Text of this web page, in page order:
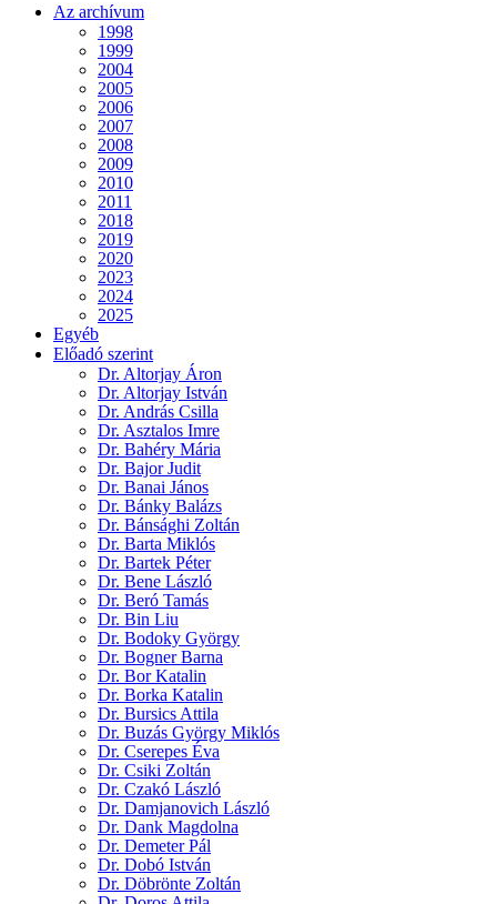
Az archívum
1998
1999
2004
2005
2006
2007
2008
2009
2010
2011
2018
2019
2020
2023
2024
2025
Egyéb
Előadó szerint
Dr. Altorjay Áron
Dr. Altorjay István
Dr. András Csilla
Dr. Asztalos Imre
Dr. Bahéry Mária
Dr. Bajor Judit
Dr. Banai János
Dr. Bánky Balázs
Dr. Bánsághi Zoltán
Dr. Barta Miklós
Dr. Bartek Péter
Dr. Bene László
Dr. Beró Tamás
Dr. Bin Liu
Dr. Bodoky György
Dr. Bogner Barna
Dr. Bor Katalin
Dr. Borka Katalin
Dr. Bursics Attila
Dr. Buzás György Miklós
Dr. Cserepes Éva
Dr. Csiki Zoltán
Dr. Czakó László
Dr. Damjanovich László
Dr. Dank Magdolna
Dr. Demeter Pál
Dr. Dobó István
Dr. Döbrönte Zoltán